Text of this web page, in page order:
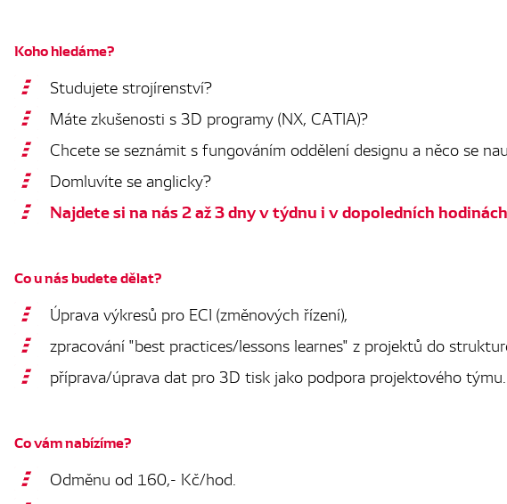
Koho hledáme?
Studujete strojírenství?
Máte zkušenosti s 3D programy (NX, CATIA)?
Chcete se seznámit s fungováním oddělení designu a něco se
Domluvíte se anglicky?
Najdete si na nás 2 až 3 dny v týdnu i v dopoledních
Co u nás budete dělat?
Úprava výkresů pro ECI (změnových řízení),
zpracování "best practices/lessons learnes" z projektů do
příprava/úprava dat pro 3D tisk jako podpora projektového týmu.
Co vám nabízíme?
Odměnu od 160,- Kč/hod.